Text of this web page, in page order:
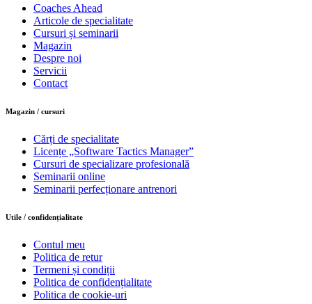
Coaches Ahead
Articole de specialitate
Cursuri și seminarii
Magazin
Despre noi
Servicii
Contact
Magazin / cursuri
Cărți de specialitate
Licențe „Software Tactics Manager”
Cursuri de specializare profesională
Seminarii online
Seminarii perfecționare antrenori
Utile / confidențialitate
Contul meu
Politica de retur
Termeni și condiții
Politica de confidențialitate
Politica de cookie-uri